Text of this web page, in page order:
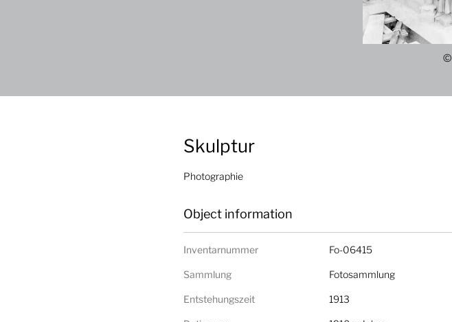
Skulptur
Photographie
Object information
Inventarnummer Fo-06415
Sammlung Fotosammlung
Entstehungszeit 1913